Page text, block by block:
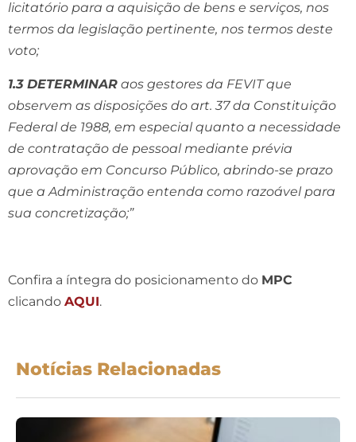
licitatório para a aquisição de bens e serviços, nos
termos da legislação pertinente, nos termos deste
voto;
1.3 DETERMINAR aos gestores da FEVIT que
observem as disposições do art. 37 da Constituição
Federal de 1988, em especial quanto a necessidade
de contratação de pessoal mediante prévia
aprovação em Concurso Público, abrindo-se prazo
que a Administração entenda como razoável para
sua concretização;”
Confira a íntegra do posicionamento do MPC
clicando AQUI.
Notícias Relacionadas